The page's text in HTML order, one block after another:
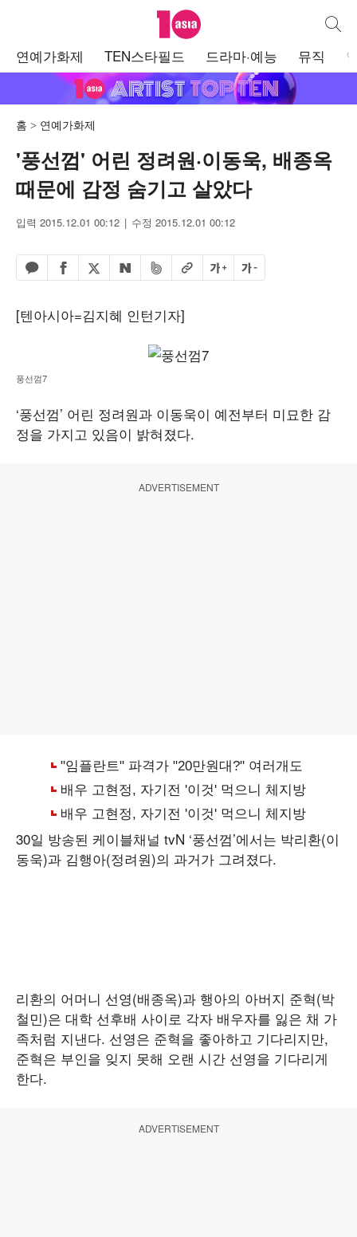
텐아시아 통합
연예가화제 TEN스타필드 드라마·예능 뮤직
홈 연예가화제
'풍선껌' 어린 정려원·이동욱, 배종옥
때문에 감정 숨기고 살았다
입력 2015.12.01 00:12 수정 2015.12.01 00:12
카카오톡 공유하기
페이스북 공유하기
엑스 공유하기
네이버 공유하기
밴드 공유하기
URL복사글자 크게글자 작게
[텐아시아=김지혜 인턴기자]
풍선껌7
‘풍선껌’ 어린 정려원과 이동욱이 예전부터 미묘한 감
정을 가지고 있음이 밝혀졌다.
ADVERTISEMENT
30일 방송된 케이블채널 tvN ‘풍선껌’에서는 박리환(이
동욱)과 김행아(정려원)의 과거가 그려졌다.
리환의 어머니 선영(배종옥)과 행아의 아버지 준혁(박
철민)은 대학 선후배 사이로 각자 배우자를 잃은 채 가
족처럼 지낸다. 선영은 준혁을 좋아하고 기다리지만,
준혁은 부인을 잊지 못해 오랜 시간 선영을 기다리게
한다.
ADVERTISEMENT